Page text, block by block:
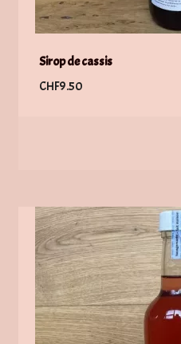
Sirop de cassis
CHF9.50